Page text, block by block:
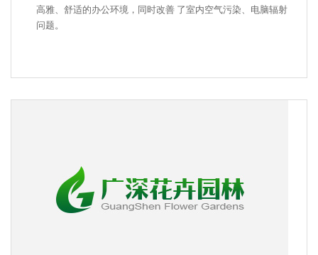
高雅、舒适的办公环境，同时改善 了室内空气污染、电脑辐射
问题。